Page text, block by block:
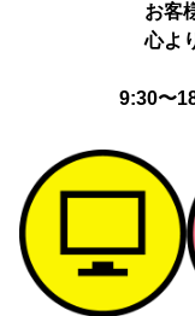
お客
心よ
9:30〜